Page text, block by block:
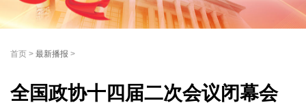
首页 > 最新播报 >
全国政协十四届二次会议闭幕会